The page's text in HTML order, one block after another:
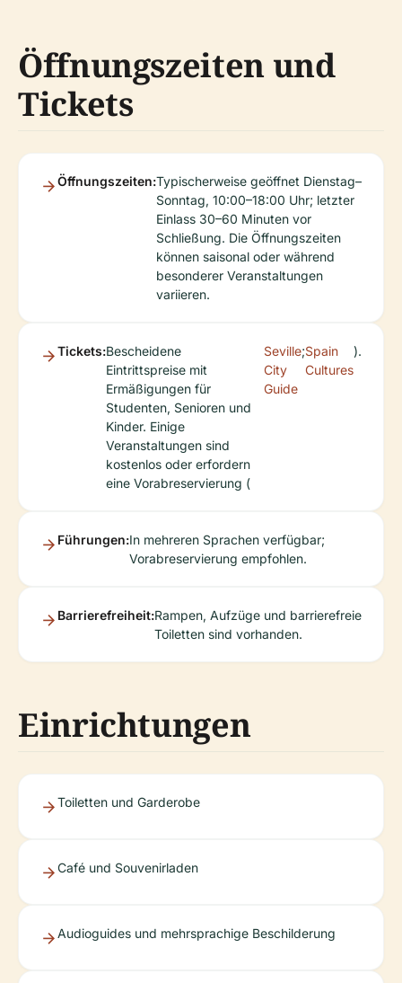
Öffnungszeiten und
Tickets
Öffnungszeiten:Typischerweise geöffnet Dienstag–
Sonntag, 10:00–18:00 Uhr; letzter
Einlass 30–60 Minuten vor
Schließung. Die Öffnungszeiten
können saisonal oder während
besonderer Veranstaltungen
variieren.
Tickets:Bescheidene
Eintrittspreise mit
Ermäßigungen für
Studenten, Senioren und
Kinder. Einige
Veranstaltungen sind
kostenlos oder erfordern
eine Vorabreservierung (
Seville
City
Guide
;Spain
Cultures
).
Führungen:In mehreren Sprachen verfügbar;
Vorabreservierung empfohlen.
Barrierefreiheit:Rampen, Aufzüge und barrierefreie
Toiletten sind vorhanden.
Einrichtungen
Toiletten und Garderobe
Café und Souvenirladen
Audioguides und mehrsprachige Beschilderung